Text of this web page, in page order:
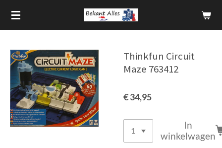
Ga
direct
hoofdinhoud
Thinkfun Circuit
Maze 763412
€ 34,95
In
winkelwagen